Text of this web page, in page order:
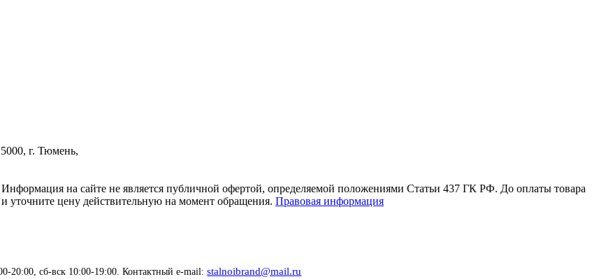
20:00, сб-вск 10:00-19:00. Контактный e-mail:stalnoibrand@mail.ru
г. Тюмень,
на сайте не является публичной офертой, определяемой положениями Статьи 437 ГК РФ. До оплаты товара
уточните цену действительную на момент обращения. Правовая информация